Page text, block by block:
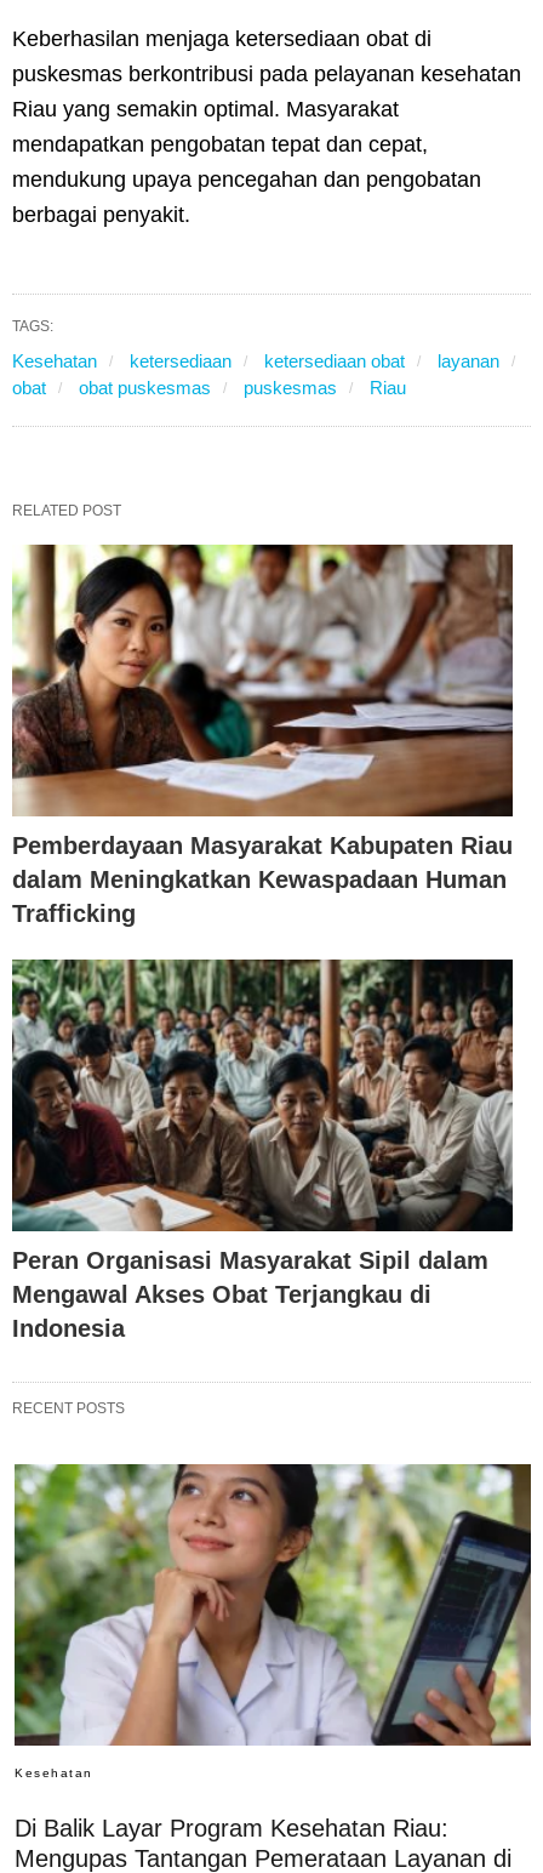
Keberhasilan menjaga ketersediaan obat di
puskesmas berkontribusi pada pelayanan kesehatan
Riau yang semakin optimal. Masyarakat
mendapatkan pengobatan tepat dan cepat,
mendukung upaya pencegahan dan pengobatan
berbagai penyakit.
TAGS:
Kesehatan ketersediaan ketersediaan obat
layanan
obat
obat puskesmas puskesmas Riau
RELATED POST
Pemberdayaan Masyarakat Kabupaten Riau
dalam Meningkatkan Kewaspadaan Human
Trafficking
Peran Organisasi Masyarakat Sipil dalam
Mengawal Akses Obat Terjangkau di
Indonesia
RECENT POSTS
Kesehatan
Di Balik Layar Program Kesehatan Riau:
Mengupas Tantangan Pemerataan Layanan di